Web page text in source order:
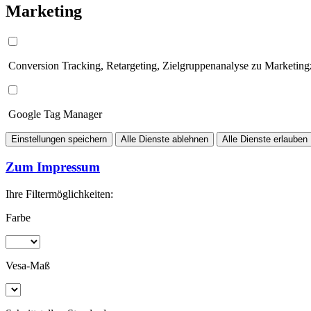
Marketing
Conversion Tracking, Retargeting, Zielgruppenanalyse zu
Google Tag Manager
Einstellungen speichern Alle Dienste ablehnen Alle Dienste erlauben
Zum Impressum
Ihre Filtermöglichkeiten:
Farbe
Vesa-Maß